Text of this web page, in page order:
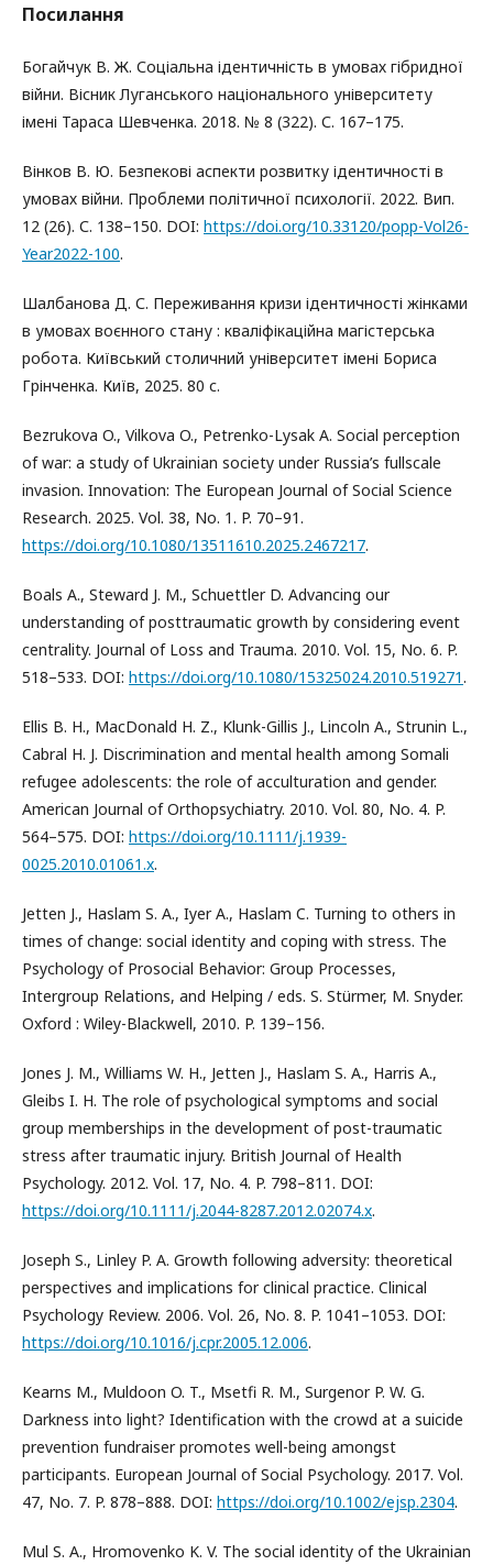
Посилання
Богайчук В. Ж. Соціальна ідентичність в умовах гібридної
війни. Вісник Луганського національного університету
імені Тараса Шевченка. 2018. № 8 (322). С. 167–175.
Вінков В. Ю. Безпекові аспекти розвитку ідентичності в
умовах війни. Проблеми політичної психології. 2022. Вип.
12 (26). С. 138–150. DOI: https://doi.org/10.33120/popp-Vol26-
Year2022-100.
Шалбанова Д. С. Переживання кризи ідентичності жінками
в умовах воєнного стану : кваліфікаційна магістерська
робота. Київський столичний університет імені Бориса
Грінченка. Київ, 2025. 80 с.
Bezrukova O., Vilkova O., Petrenko-Lysak A. Social perception
of war: a study of Ukrainian society under Russia’s fullscale
invasion. Innovation: The European Journal of Social Science
Research. 2025. Vol. 38, No. 1. P. 70–91.
https://doi.org/10.1080/13511610.2025.2467217.
Boals A., Steward J. M., Schuettler D. Advancing our
understanding of posttraumatic growth by considering event
centrality. Journal of Loss and Trauma. 2010. Vol. 15, No. 6. P.
518–533. DOI: https://doi.org/10.1080/15325024.2010.519271.
Ellis B. H., MacDonald H. Z., Klunk-Gillis J., Lincoln A., Strunin L.,
Cabral H. J. Discrimination and mental health among Somali
refugee adolescents: the role of acculturation and gender.
American Journal of Orthopsychiatry. 2010. Vol. 80, No. 4. P.
564–575. DOI: https://doi.org/10.1111/j.1939-
0025.2010.01061.x.
Jetten J., Haslam S. A., Iyer A., Haslam C. Turning to others in
times of change: social identity and coping with stress. The
Psychology of Prosocial Behavior: Group Processes,
Intergroup Relations, and Helping / eds. S. Stürmer, M. Snyder.
Oxford : Wiley-Blackwell, 2010. P. 139–156.
Jones J. M., Williams W. H., Jetten J., Haslam S. A., Harris A.,
Gleibs I. H. The role of psychological symptoms and social
group memberships in the development of post-traumatic
stress after traumatic injury. British Journal of Health
Psychology. 2012. Vol. 17, No. 4. P. 798–811. DOI:
https://doi.org/10.1111/j.2044-8287.2012.02074.x.
Joseph S., Linley P. A. Growth following adversity: theoretical
perspectives and implications for clinical practice. Clinical
Psychology Review. 2006. Vol. 26, No. 8. P. 1041–1053. DOI:
https://doi.org/10.1016/j.cpr.2005.12.006.
Kearns M., Muldoon O. T., Msetfi R. M., Surgenor P. W. G.
Darkness into light? Identification with the crowd at a suicide
prevention fundraiser promotes well-being amongst
participants. European Journal of Social Psychology. 2017. Vol.
47, No. 7. P. 878–888. DOI: https://doi.org/10.1002/ejsp.2304.
Mul S. A., Hromovenko K. V. The social identity of the Ukrainian